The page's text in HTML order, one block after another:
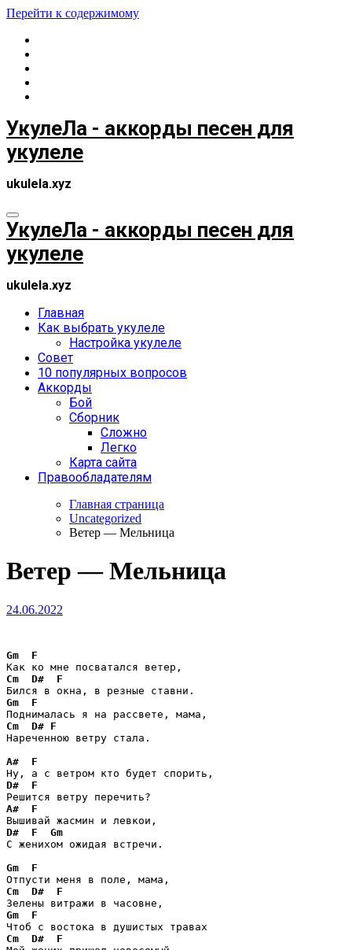
Перейти к содержимому
УкулеЛа - аккорды песен для
укулеле
ukulela.xyz
УкулеЛа - аккорды песен для
укулеле
ukulela.xyz
Главная
Как выбрать укулеле
Настройка укулеле
Совет
10 популярных вопросов
Аккорды
Бой
Сборник
Сложно
Легко
Карта сайта
Правообладателям
Главная страница
Uncategorized
Ветер — Мельница
Ветер — Мельница
24.06.2022
Gm
F
Cm
D#
F
Gm
F
Cm
D# F
Нареченною ветру стала.
A#
F
D#
F
A#
F
D#
F
Gm
С женихом ожидая встречи.
Gm
F
Cm
D#
F
Gm
F
Cm
D#
F